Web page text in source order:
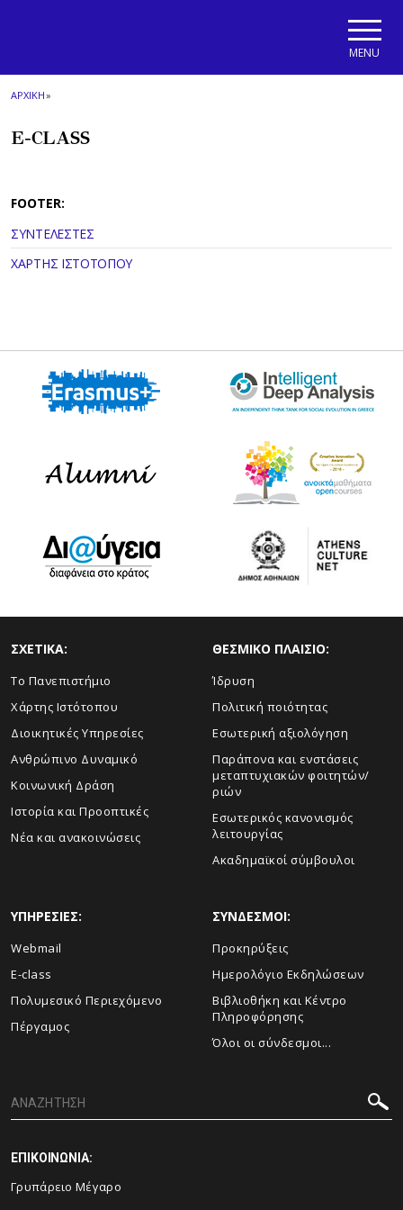
MENU
ΑΡΧΙΚΗ»
E-CLASS
FOOTER:
ΣΥΝΤΕΛΕΣΤΕΣ
ΧΑΡΤΗΣ ΙΣΤΟΤΟΠΟΥ
ΣΧΕΤΙΚΑ:
Το Πανεπιστήμιο
Χάρτης Ιστότοπου
Διοικητικές Υπηρεσίες
Ανθρώπινο Δυναμικό
Κοινωνική Δράση
Ιστορία και Προοπτικές
Νέα και ανακοινώσεις
ΘΕΣΜΙΚΟ ΠΛΑΙΣΙΟ:
Ίδρυση
Πολιτική ποιότητας
Εσωτερική αξιολόγηση
Παράπονα και ενστάσεις
μεταπτυχιακών φοιτητών/
ριών
Εσωτερικός κανονισμός
λειτουργίας
Ακαδημαϊκοί σύμβουλοι
ΥΠΗΡΕΣΙΕΣ:
Webmail
E-class
Πολυμεσικό Περιεχόμενο
Πέργαμος
ΣΥΝΔΕΣΜΟΙ:
Προκηρύξεις
Ημερολόγιο Εκδηλώσεων
Βιβλιοθήκη και Κέντρο
Πληροφόρησης
Όλοι οι σύνδεσμοι...
ΕΠΙΚΟΙΝΩΝΙΑ:
Γρυπάρειο Μέγαρο